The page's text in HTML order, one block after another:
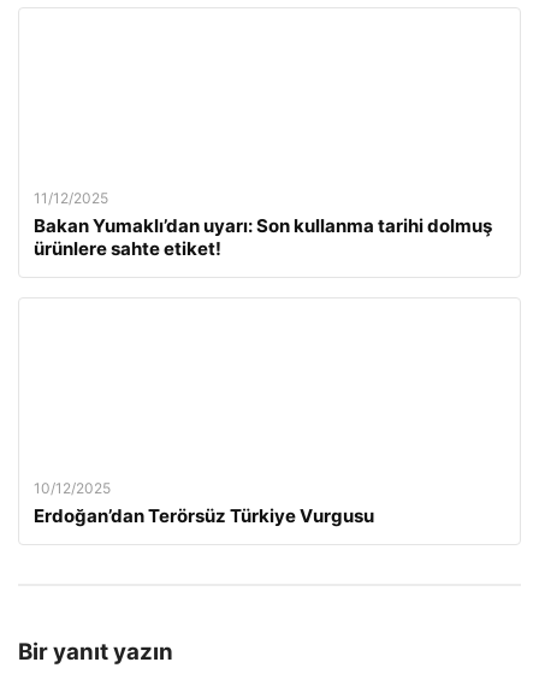
11/12/2025
Bakan Yumaklı’dan uyarı: Son kullanma tarihi dolmuş
ürünlere sahte etiket!
10/12/2025
Erdoğan’dan Terörsüz Türkiye Vurgusu
Bir yanıt yazın